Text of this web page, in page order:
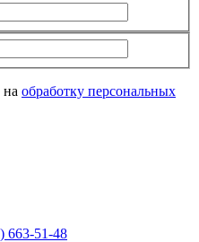
на обработку персональных
663-51-48